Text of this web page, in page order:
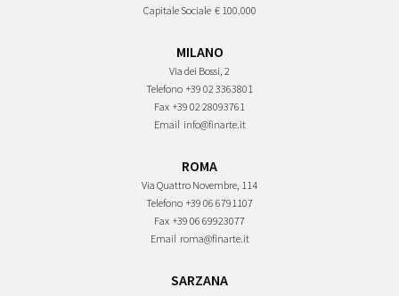
Capitale Sociale € 100.000
MILANO
Via dei Bossi, 2
Telefono +39 02 3363801
Fax +39 02 28093761
Email info@finarte.it
ROMA
Via Quattro Novembre, 114
Telefono +39 06 6791107
Fax +39 06 69923077
Email roma@finarte.it
SARZANA